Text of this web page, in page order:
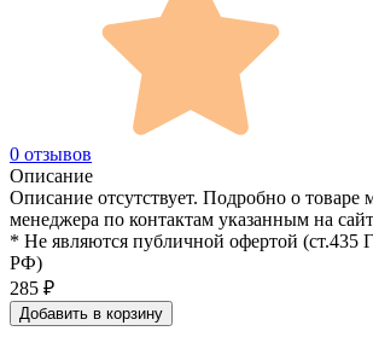
0 отзывов
Описание
Описание отсутствует. Подробно о товаре
менеджера по контактам указанным на
* Не являются публичной офертой
РФ)
285 ₽
Добавить в корзину